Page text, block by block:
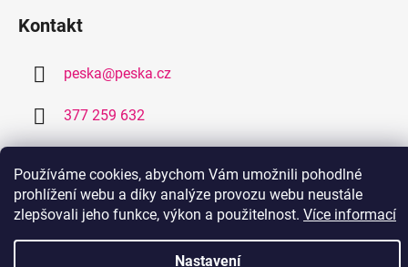
Používáme cookies, abychom Vám umožnili pohodlné
prohlížení webu a díky analýze provozu webu neustále
zlepšovali jeho funkce, výkon a použitelnost. Více informací
Nastavení
Kontakt
peska@peska.cz
377 259 632